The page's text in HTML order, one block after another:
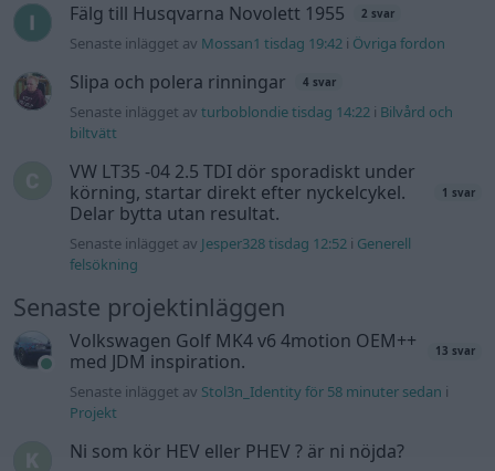
Fälg till Husqvarna Novolett 1955 2 svar
Senaste inlägget av Mossan1 tisdag 19:42 i Övriga fordon
Slipa och polera rinningar 4 svar
Senaste inlägget avturboblondie tisdag 14:22 i Bilvård och
biltvätt
VW LT35 -04 2.5 TDI dör sporadiskt under
körning, startar direkt efter nyckelcykel.
Delar bytta utan resultat.
1 svar
Senaste inlägget av Jesper328 tisdag 12:52 i Generell
felsökning
Senaste projektinläggen
Volkswagen Golf MK4 v6 4motion OEM++
med JDM inspiration.
13 svar
Senaste inlägget av Stol3n_Identity för 58 minuter sedan i
Projekt
Ni som kör HEV eller PHEV ? är ni nöjda?